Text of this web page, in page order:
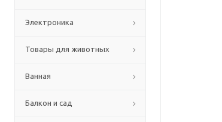
Электроника
Товары для животных
Ванная
Балкон и сад